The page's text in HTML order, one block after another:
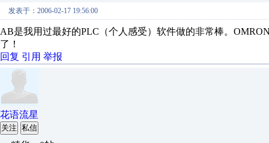
发表于：2006-02-17 19:56:00
AB是我用过最好的PLC（个人感受）软件做的非常棒。
了！
回复 引用 举报
花语流星
关注 私信